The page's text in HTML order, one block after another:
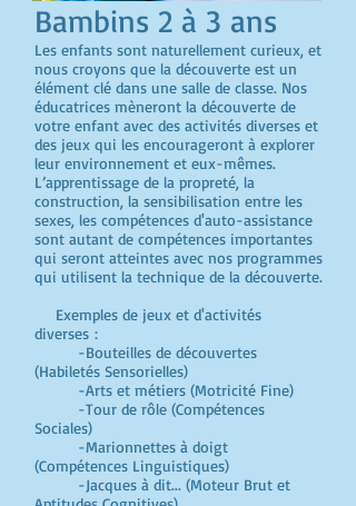
Bambins 2 à 3 ans
Les enfants sont naturellement curieux, et
nous croyons que la découverte est un
élément clé dans une salle de classe. Nos
éducatrices mèneront la découverte de
votre enfant avec des activités diverses et
des jeux qui les encourageront à explorer
leur environnement et eux-mêmes.
L’apprentissage de la propreté, la
construction, la sensibilisation entre les
sexes, les compétences d'auto-assistance
sont autant de compétences importantes
qui seront atteintes avec nos programmes
qui utilisent la technique de la découverte.
Exemples de jeux et d'activités
diverses :
-Bouteilles de découvertes
(Habiletés Sensorielles)
-Arts et métiers (Motricité Fine)
-Tour de rôle (Compétences
Sociales)
-Marionnettes à doigt
(Compétences Linguistiques)
-Jacques à dit... (Moteur Brut et